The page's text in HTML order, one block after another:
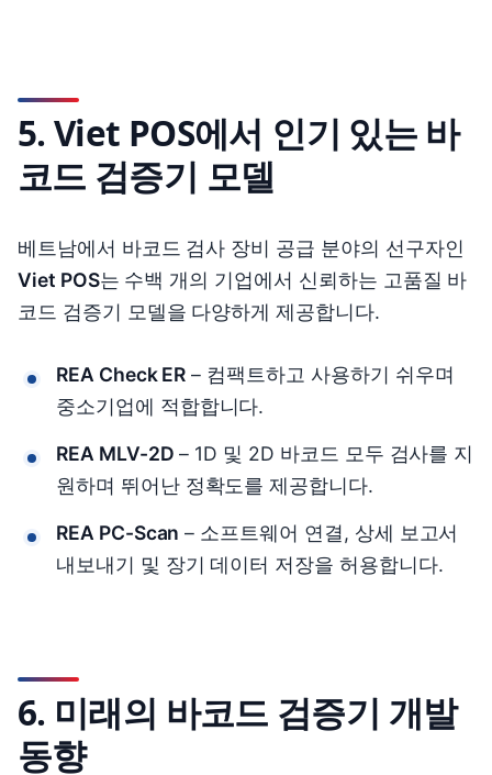
5. Viet POS에서 인기 있는 바
코드 검증기 모델
베트남에서 바코드 검사 장비 공급 분야의 선구자인
Viet POS는 수백 개의 기업에서 신뢰하는 고품질 바
코드 검증기 모델을 다양하게 제공합니다.
REA Check ER – 컴팩트하고 사용하기 쉬우며
중소기업에 적합합니다.
REA MLV-2D – 1D 및 2D 바코드 모두 검사를 지
원하며 뛰어난 정확도를 제공합니다.
REA PC-Scan – 소프트웨어 연결, 상세 보고서
내보내기 및 장기 데이터 저장을 허용합니다.
6. 미래의 바코드 검증기 개발
동향